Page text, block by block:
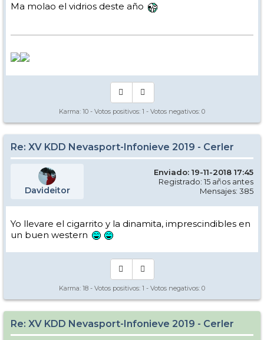
Ma molao el vidrios deste año
Karma: 10 - Votos positivos: 1 - Votos negativos: 0
Re: XV KDD Nevasport-Infonieve 2019 - Cerler
Davideitor
Enviado: 19-11-2018 17:45
Registrado: 15 años antes
Mensajes: 385
Yo llevare el cigarrito y la dinamita, imprescindibles en
un buen western
Karma: 18 - Votos positivos: 1 - Votos negativos: 0
Re: XV KDD Nevasport-Infonieve 2019 - Cerler